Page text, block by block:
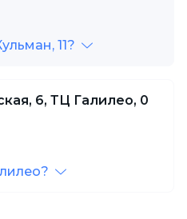
11?
6, ТЦ Галилео, 0